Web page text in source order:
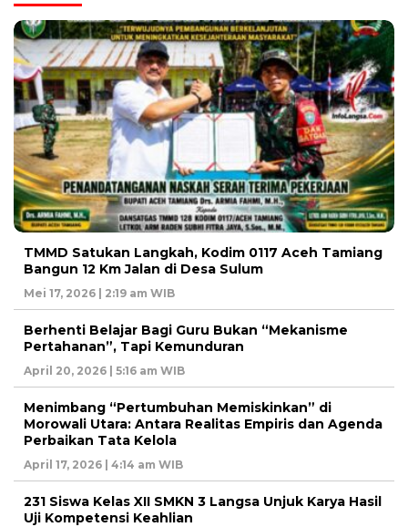
TMMD Satukan Langkah, Kodim 0117 Aceh Tamiang
Bangun 12 Km Jalan di Desa Sulum
Mei 17, 2026 | 2:19 am WIB
Berhenti Belajar Bagi Guru Bukan “Mekanisme
Pertahanan”, Tapi Kemunduran
April 20, 2026 | 5:16 am WIB
Menimbang “Pertumbuhan Memiskinkan” di
Morowali Utara: Antara Realitas Empiris dan Agenda
Perbaikan Tata Kelola
April 17, 2026 | 4:14 am WIB
231 Siswa Kelas XII SMKN 3 Langsa Unjuk Karya Hasil
Uji Kompetensi Keahlian